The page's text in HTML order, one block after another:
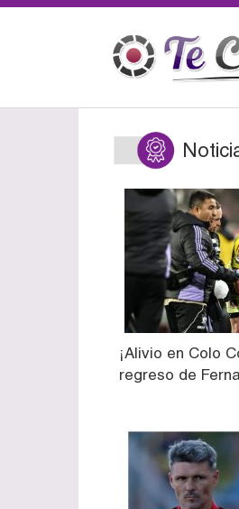
¡Alivio en Colo
regreso de